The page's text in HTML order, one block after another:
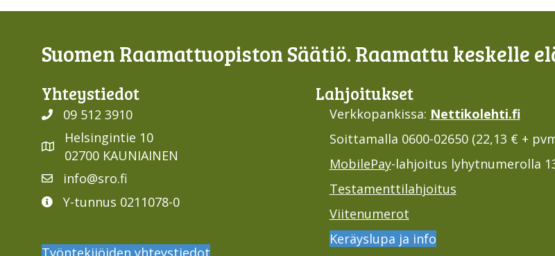
Suomen Raamattuopiston Säätiö. Raamattu keskelle
Yhteys­tiedot
09 512 3910
Helsingintie 10
02700 KAUNIAINEN
info@sro.fi
Y-tunnus 0211078-0
Työntekijöiden yhteystiedot
Lahjoi­tukset
Verkkopankissa: Nettikolehti.fi
Soittamalla 0600-02650 (22,13 € +
MobilePay-lahjoitus lyhytnumerolla
Testamenttilahjoitus
Viitenumerot
Keräyslupa ja info